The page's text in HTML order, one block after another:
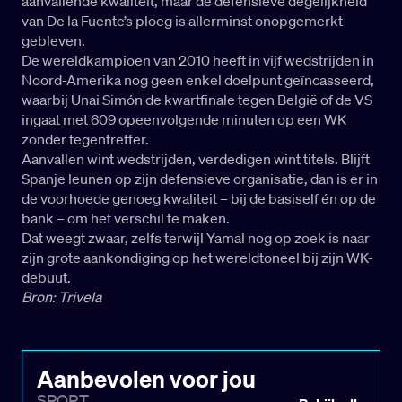
van De la Fuente’s ploeg is allerminst onopgemerkt
gebleven.
De wereldkampioen van 2010 heeft in vijf wedstrijden in
Noord-Amerika nog geen enkel doelpunt geïncasseerd,
waarbij Unai Simón de kwartfinale tegen België of de VS
ingaat met 609 opeenvolgende minuten op een WK
zonder tegentreffer.
Aanvallen wint wedstrijden, verdedigen wint titels. Blijft
Spanje leunen op zijn defensieve organisatie, dan is er in
de voorhoede genoeg kwaliteit – bij de basiself én op de
bank – om het verschil te maken.
Dat weegt zwaar, zelfs terwijl Yamal nog op zoek is naar
zijn grote aankondiging op het wereldtoneel bij zijn WK-
debuut.
Bron: Trivela
Aanbevolen voor jou